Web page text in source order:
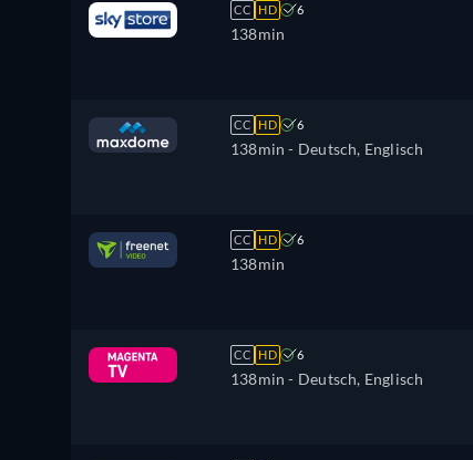
CC HD 6
138min
CC HD 6
138min - Deutsch, Englisch
CC HD 6
138min
CC HD 6
138min - Deutsch, Englisch